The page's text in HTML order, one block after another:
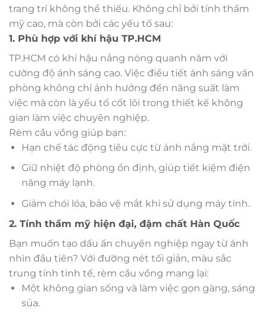
trang trí không thể thiếu. Không chỉ bởi tính thẩm
mỹ cao, mà còn bởi các yếu tố sau:
1. Phù hợp với khí hậu TP.HCM
TP.HCM có khí hậu nắng nóng quanh năm với
cường độ ánh sáng cao. Việc điều tiết ánh sáng văn
phòng không chỉ ảnh hưởng đến năng suất làm
việc mà còn là yếu tố cốt lõi trong thiết kế không
gian làm việc chuyên nghiệp.
Rèm cầu vồng giúp bạn:
Hạn chế tác động tiêu cực từ ánh nắng mặt trời.
Giữ nhiệt độ phòng ổn định, giúp tiết kiệm điện
năng máy lạnh.
Giảm chói lóa, bảo vệ mắt khi sử dụng máy tính.
2. Tính thẩm mỹ hiện đại, đậm chất Hàn Quốc
Bạn muốn tạo dấu ấn chuyên nghiệp ngay từ ánh
nhìn đầu tiên? Với đường nét tối giản, màu sắc
trung tính tinh tế, rèm cầu vồng mang lại:
Một không gian sống và làm việc gọn gàng, sáng
sủa.